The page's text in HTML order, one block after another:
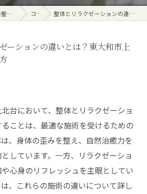
東京都東大和市の整体ならかとう鍼灸院 整体院 コラム 整体とリラクゼーションの違いとは？東大和市上北台での選び方
ーションの違いとは？東大和市上
台において、整体とリラクゼーショ
ことは、最適な施術を受けるための
、身体の歪みを整え、自然治癒力を
しています。一方、リラクゼーショ
心身のリフレッシュを主眼としてい
、これらの施術の違いについて詳し